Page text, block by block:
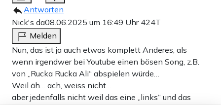
Antworten
Nick's da08.06.2025 um 16:49 Uhr 424T
Melden
Nun, das ist ja auch etwas komplett Anderes, als
wenn irgendwer bei Youtube einen bösen Song, z.B.
von „Rucka Rucka Ali“ abspielen würde…
Weil äh… ach, weiss nicht…
aber jedenfalls nicht weil das eine „links“ und das